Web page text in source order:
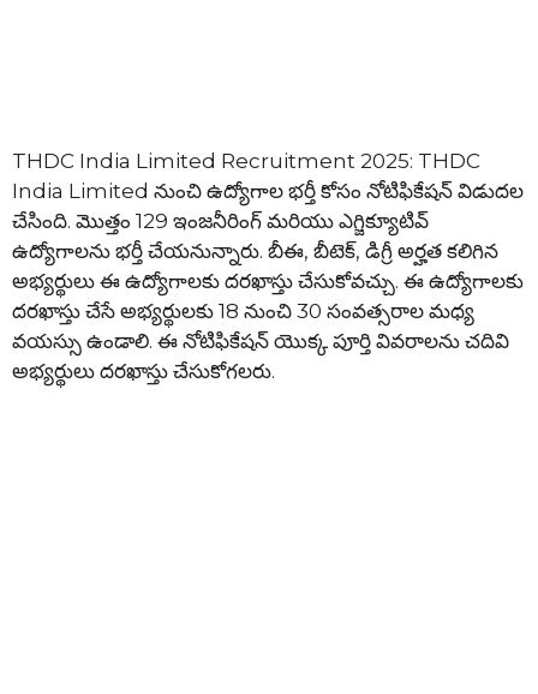
THDC India Limited Recruitment 2025: THDC
India Limited నుంచి ఉద్యోగాల భర్తీ కోసం నోటిఫికేషన్ విడుదల
చేసింది. మొత్తం 129 ఇంజనీరింగ్ మరియు ఎగ్జిక్యూటివ్
ఉద్యోగాలను భర్తీ చేయనున్నారు. బీఈ, బీటెక్, డిగ్రీ అర్హత కలిగిన
అభ్యర్థులు ఈ ఉద్యోగాలకు దరఖాస్తు చేసుకోవచ్చు. ఈ ఉద్యోగాలకు
దరఖాస్తు చేసే అభ్యర్థులకు 18 నుంచి 30 సంవత్సరాల మధ్య
వయస్సు ఉండాలి. ఈ నోటిఫికేషన్ యొక్క పూర్తి వివరాలను చదివి
అభ్యర్థులు దరఖాస్తు చేసుకోగలరు.